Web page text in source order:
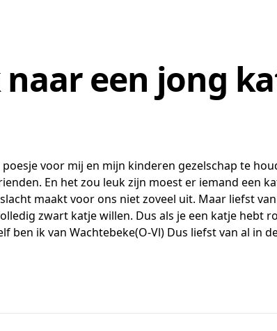
naar een jong
voor mij en mijn kinderen gezelschap te
En het zou leuk zijn moest er iemand een
maakt voor ons niet zoveel uit. Maar liefst
zwart katje willen. Dus als je een katje hebt
ben ik van Wachtebeke(O-Vl) Dus liefst van al in